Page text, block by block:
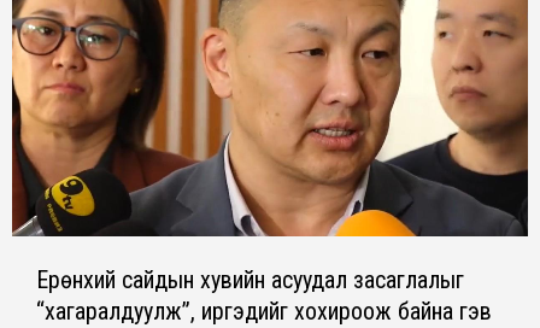
Ерөнхий сайдын хувийн асуудал засаглалыг
“хагаралдуулж”, иргэдийг хохироож байна гэв